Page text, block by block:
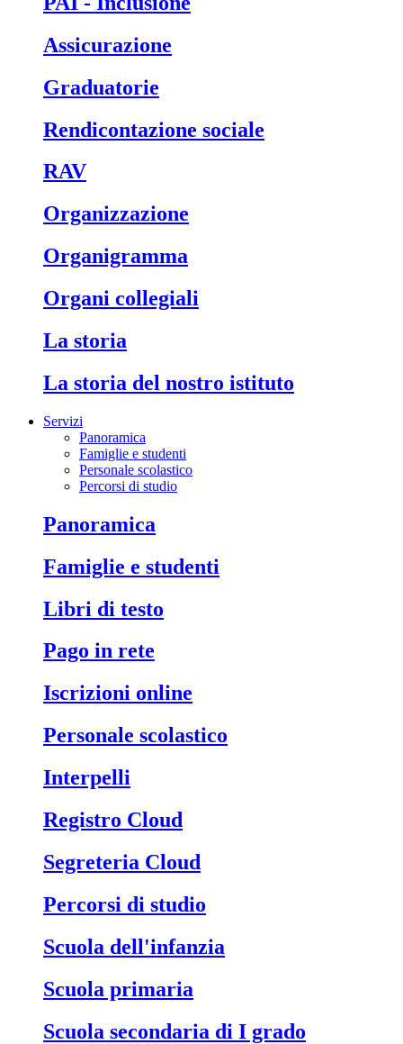
Assicurazione
Graduatorie
Rendicontazione sociale
RAV
Organizzazione
Organigramma
Organi collegiali
La storia
La storia del nostro istituto
Servizi
Panoramica
Famiglie e studenti
Personale scolastico
Percorsi di studio
Panoramica
Famiglie e studenti
Libri di testo
Pago in rete
Iscrizioni online
Personale scolastico
Interpelli
Registro Cloud
Segreteria Cloud
Percorsi di studio
Scuola dell'infanzia
Scuola primaria
Scuola secondaria di I grado